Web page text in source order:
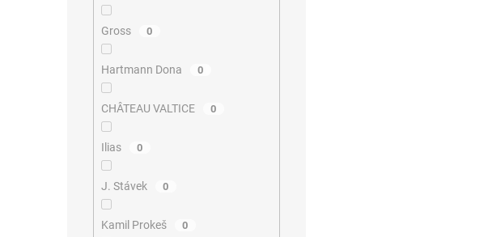
Gross 0
Hartmann Dona 0
CHÂTEAU VALTICE 0
Ilias 0
J. Stávek 0
Kamil Prokeš 0